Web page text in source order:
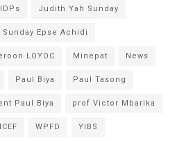
IDPs Judith Yah Sunday
Epse Achidi
LOYOC Minepat News
Paul Biya Paul Tasong
Paul Biya prof Victor Mbarika
WPFD YIBS